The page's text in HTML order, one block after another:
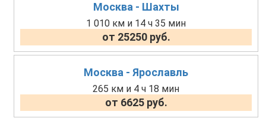
Москва - Шахты
1 010 км и 14 ч 35 мин
от 25250 руб.
Москва - Ярославль
265 км и 4 ч 18 мин
от 6625 руб.